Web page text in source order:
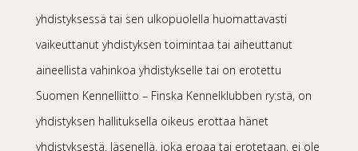
yhdistyksessä tai sen ulkopuolella huomattavasti
vaikeuttanut yhdistyksen toimintaa tai aiheuttanut
aineellista vahinkoa yhdistykselle tai on erotettu
Suomen Kennelliitto – Finska Kennelklubben ry:stä, on
yhdistyksen hallituksella oikeus erottaa hänet
yhdistyksestä. Jäsenellä, joka eroaa tai erotetaan, ei ole